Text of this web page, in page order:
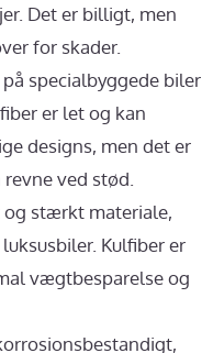
Det er billigt, men
for skader.
specialbyggede biler
er let og kan
designs, men det er
ved stød.
og stærkt materiale,
Kulfiber er
vægtbesparelse og